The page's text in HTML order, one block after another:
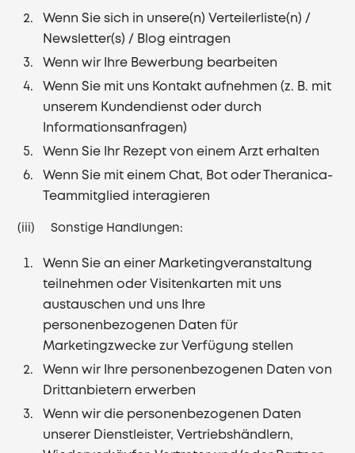
Wenn Sie sich in unsere(n) Verteilerliste(n) /
Newsletter(s) / Blog eintragen
Wenn wir Ihre Bewerbung bearbeiten
Wenn Sie mit uns Kontakt aufnehmen (z. B. mit
unserem Kundendienst oder durch
Informationsanfragen)
Wenn Sie Ihr Rezept von einem Arzt erhalten
Wenn Sie mit einem Chat, Bot oder Theranica-
Teammitglied interagieren
(iii) Sonstige Handlungen:
Wenn Sie an einer Marketingveranstaltung
teilnehmen oder Visitenkarten mit uns
austauschen und uns Ihre
personenbezogenen Daten für
Marketingzwecke zur Verfügung stellen
Wenn wir Ihre personenbezogenen Daten von
Drittanbietern erwerben
Wenn wir die personenbezogenen Daten
unserer Dienstleister, Vertriebshändlern,